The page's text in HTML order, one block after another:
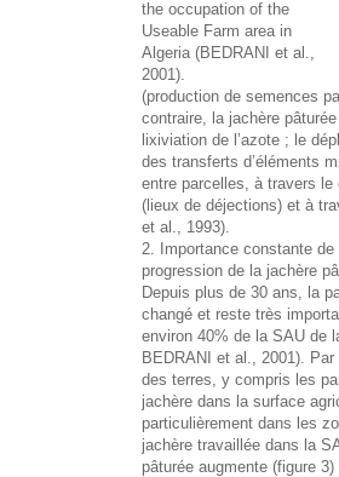
the occupation of the
Useable Farm area in
Algeria (BEDRANI et al.,
2001).
(production de semences
contraire, la jachère
lixiviation de l’azote ; le
des transferts d’éléments
entre parcelles, à travers
(lieux de déjections) et à
et al., 1993).
2. Importance constante de
progression de la jachère
Depuis plus de 30 ans, la
changé et reste très
environ 40% de la SAU de
BEDRANI et al., 2001).
des terres, y compris les
jachère dans la surface
particulièrement dans les
jachère travaillée dans la
pâturée augmente (figure